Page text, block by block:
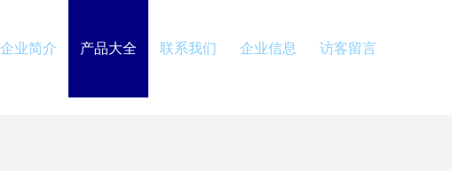
企业简介 产品大全 联系我们 企业信息 访客留言